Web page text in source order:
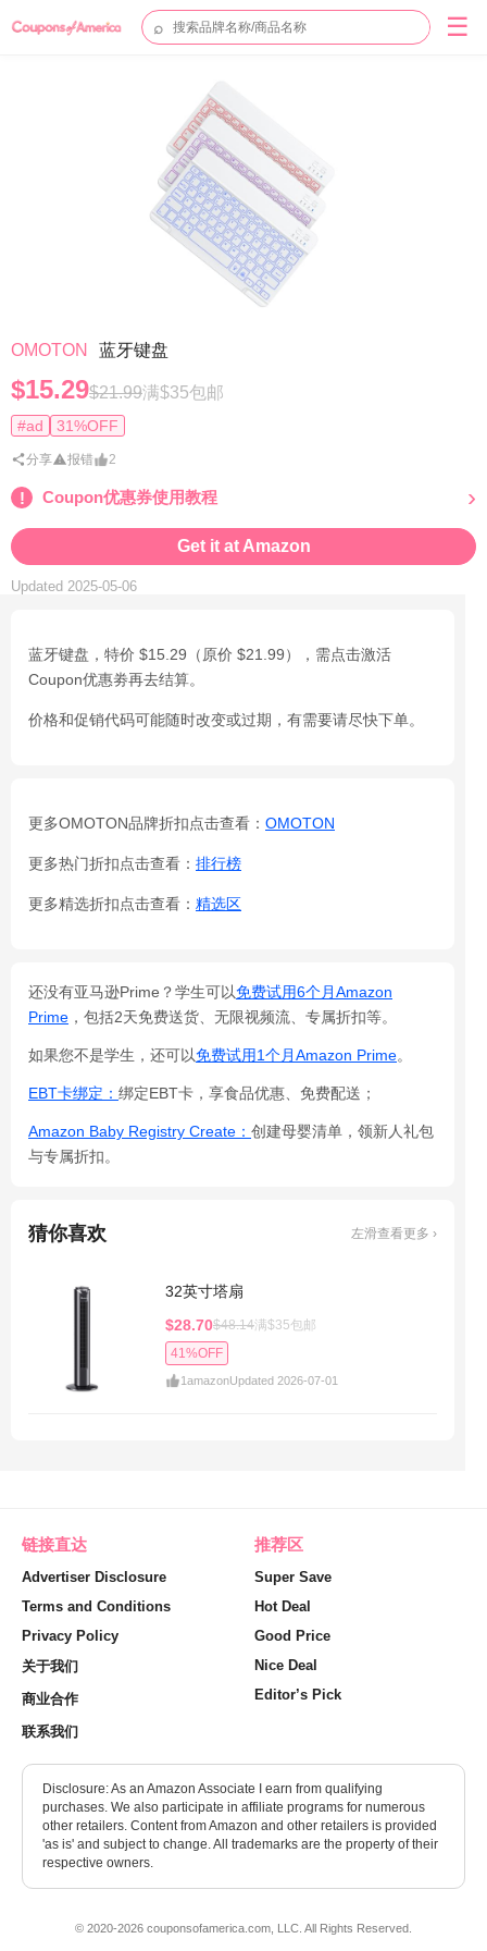
⌕ ☰
OMOTON 蓝牙键盘
$15.29$21.99满$35包邮
#ad 31%OFF
分享 报错 2
Coupon优惠券使用教程
Get it at Amazon
Updated 2025-05-06
蓝牙键盘，特价 $15.29（原价 $21.99），需点击激活
Coupon优惠劵再去结算。
价格和促销代码可能随时改变或过期，有需要请尽快下单。
更多OMOTON品牌折扣点击查看： OMOTON
更多热门折扣点击查看： 排行榜
更多精选折扣点击查看： 精选区
还没有亚马逊Prime？学生可以免费试用6个月Amazon
Prime ，包括2天免费送货、无限视频流、专属折扣等。
如果您不是学生，还可以免费试用1个月Amazon Prime。
EBT卡绑定： 绑定EBT卡，享食品优惠、免费配送；
Amazon Baby Registry Create： 创建母婴清单，领新人礼包
与专属折扣。
猜你喜欢 左滑查看更多 ›
32英寸塔扇
$28.70$48.14满$35包邮
41%OFF
1amazonUpdated 2026-07-01
链接直达
Advertiser Disclosure
Terms and Conditions
Privacy Policy
关于我们
商业合作
联系我们
推荐区
Super Save
Hot Deal
Good Price
Nice Deal
Editor’s Pick
Disclosure: As an Amazon Associate I earn from qualifying
purchases. We also participate in affiliate programs for numerous
other retailers. Content from Amazon and other retailers is provided
'as is' and subject to change. All trademarks are the property of their
respective owners.
© 2020-2026 couponsofamerica.com, LLC. All Rights Reserved.